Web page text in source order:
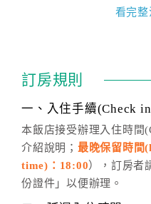
價」之當日價格為標準。
通行「客服聯絡單」提出
話方式異動訂單。
※非客服時間之申辦異動
五、客服時間
週一至週日，上午9:00～
六、聯絡方式
看完整
訂房規則
一、入住手續(Check
本飯店接受辦理入住時間
介紹說明； 最晚保留時間
time)：18:00），訂房者
份證件」以便辦理。